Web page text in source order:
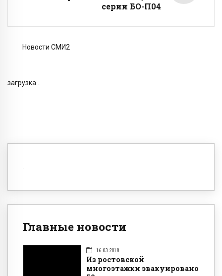
серии БО-П04
Новости СМИ2
загрузка...
Главные новости
16.03.2018
Из ростовской
многоэтажки эвакуировано